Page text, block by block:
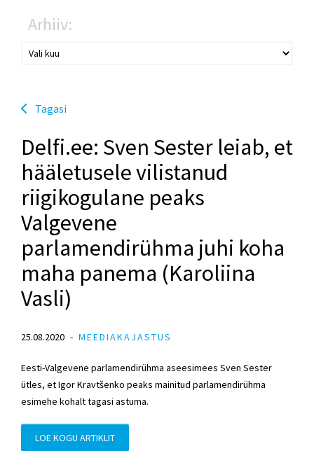
Arhiiv:
Tagasi
Delfi.ee: Sven Sester leiab, et
hääletusele vilistanud
riigikogulane peaks
Valgevene
parlamendirühma juhi koha
maha panema (Karoliina
Vasli)
25.08.2020 MEEDIAKAJASTUS
Eesti-Valgevene parlamendirühma aseesimees Sven Sester
ütles, et Igor Kravtšenko peaks mainitud parlamendirühma
esimehe kohalt tagasi astuma.
LOE KOGU ARTIKLIT